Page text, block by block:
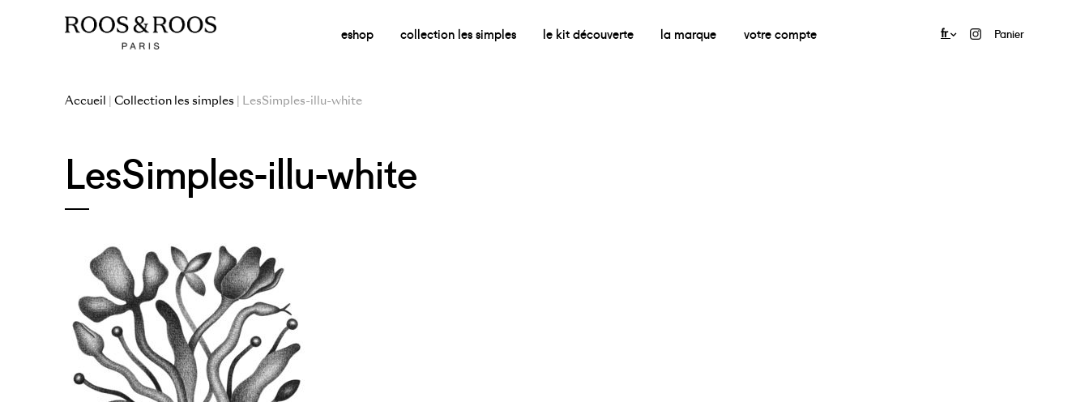
eshop collection les simples le kit découverte la marque votre compte fr Panier
Accueil | Collection les simples | LesSimples-illu-white
LesSimples-illu-white